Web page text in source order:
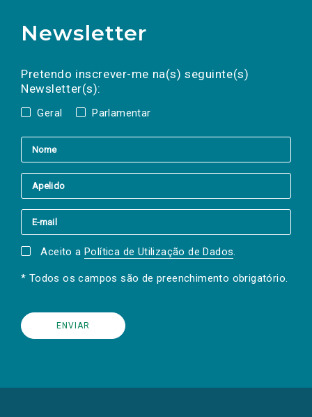
Newsletter
Pretendo inscrever-me na(s) seguinte(s)
Newsletter(s):
Geral Parlamentar
a(s) newsletter(s).
mail
Aceito a Política de Utilização de Dados.
* Todos os campos são de preenchimento obrigatório.